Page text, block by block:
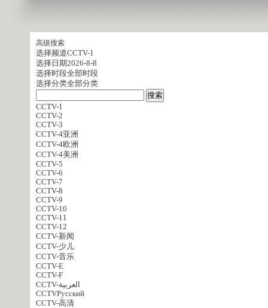
高级搜索
选择频道CCTV-1
选择日期2026-8-8
选择时段全部时段
选择分类全部分类
CCTV-1
CCTV-2
CCTV-3
CCTV-4亚洲
CCTV-4欧洲
CCTV-4美洲
CCTV-5
CCTV-6
CCTV-7
CCTV-8
CCTV-9
CCTV-10
CCTV-11
CCTV-12
CCTV-新闻
CCTV-少儿
CCTV-音乐
CCTV-E
CCTV-F
CCTV-العربية
CCTVPусский
CCTV-高清